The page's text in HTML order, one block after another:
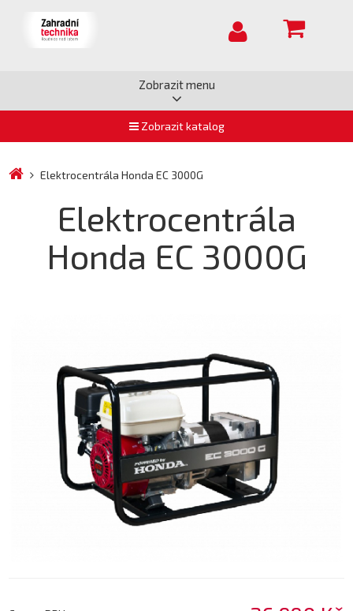
Zobrazit menu
Zobrazit katalog
Elektrocentrála Honda EC 3000G
Elektrocentrála
Honda EC 3000G